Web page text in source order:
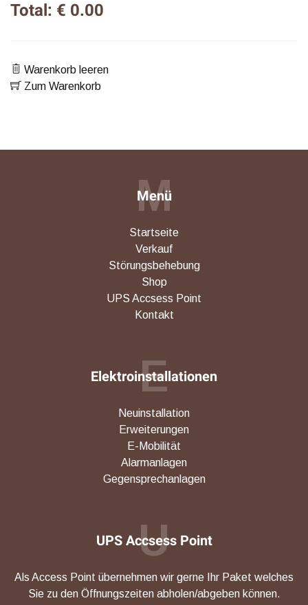
Total: € 0.00
Warenkorb leeren
Zum Warenkorb
Menü
M
Startseite
Verkauf
Störungsbehebung
Shop
UPS Accsess Point
Kontakt
Elektroinstallationen
E
Neuinstallation
Erweiterungen
E-Mobilität
Alarmanlagen
Gegensprechanlagen
UPS Accsess Point
U
Als Access Point übernehmen wir gerne Ihr Paket welches
Sie zu den Öffnungszeiten abholen/abgeben können.